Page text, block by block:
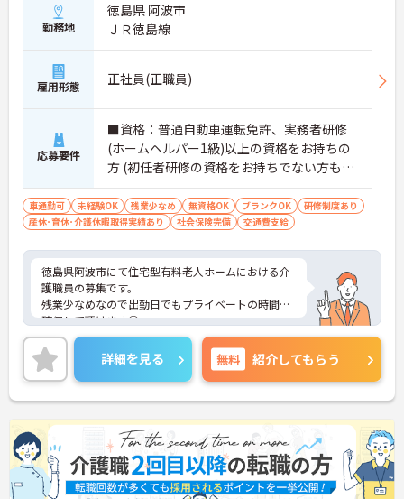
勤務地
徳島県 阿波市
ＪＲ徳島線
雇用形態 正社員(正職員)
応募要件
■資格：普通自動車運転免許、実務者研修
(ホームヘルパー1級)以上の資格をお持ちの
方 (初任者研修の資格をお持ちでない方もご
応募可能です) ■経験：不問
車通勤可 未経験OK 残業少なめ 無資格OK ブランクOK
研修制度あり
産休･育休･介護休暇取得実績あり
社会保険完備 交通費支給
徳島県阿波市にて住宅型有料老人ホームにおける介
護職員の募集です。
残業少なめなので出勤日でもプライベートの時間を
確保して頂けます◎
また今回の募集は経験不問◎経験者の方はもちろ
ん、これから頑張りたい、チャレンジしたいという
方にもオススメの求人です★
ご興味ある方には、面接対策ポイントなど、詳細を
お話しいたしますのでお気軽にご相談ください。
詳細を見る 無料 紹介してもらう